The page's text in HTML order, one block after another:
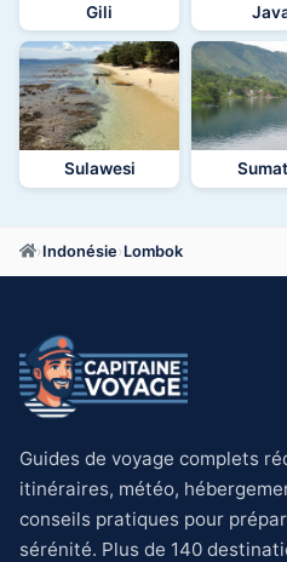
Gili
Sulawesi
› Indonésie› Lombok
Guides de voyage complets
itinéraires, météo,
conseils pratiques pour
sérénité. Plus de 140